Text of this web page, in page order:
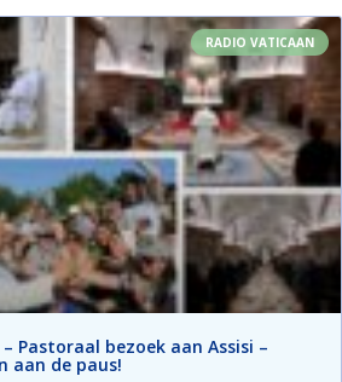
RADIO VATICAAN
Pastoraal bezoek aan Assisi –
aan de paus!